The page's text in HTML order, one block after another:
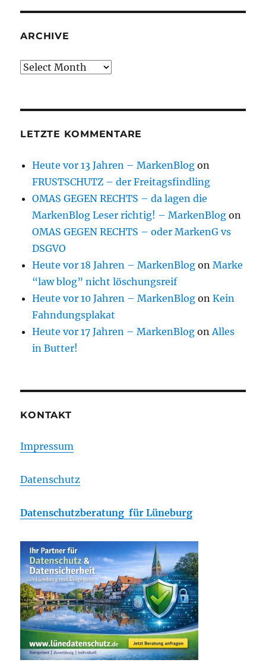
ARCHIVE
Archive
LETZTE KOMMENTARE
Heute vor 13 Jahren – MarkenBlog on
FRUSTSCHUTZ – der Freitagsfindling
OMAS GEGEN RECHTS – da lagen die
MarkenBlog Leser richtig! – MarkenBlog on
OMAS GEGEN RECHTS – oder MarkenG vs
DSGVO
Heute vor 18 Jahren – MarkenBlog onMarke
“law blog” nicht löschungsreif
Heute vor 10 Jahren – MarkenBlog onKein
Fahndungsplakat
Heute vor 17 Jahren – MarkenBlog onAlles
in Butter!
KONTAKT
Impressum
Datenschutz
Datenschutzberatung für Lüneburg